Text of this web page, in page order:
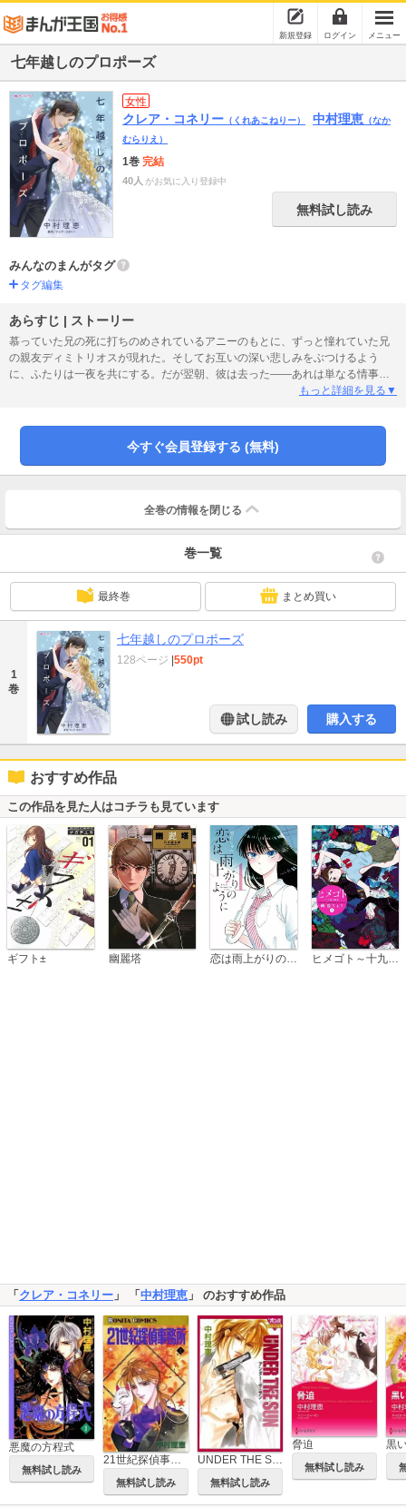
新規登録 ログイン メニュー
七年越しのプロポーズ
女性
クレア・コネリー （くれあこねりー） 中村理恵 （なか
むらりえ）
1巻 完結
40人 がお気に入り登録中
無料試し読み
みんなのまんがタグ
タグ編集
あらすじ | ストーリー
慕っていた兄の死に打ちのめされているアニーのもとに、ずっと憧れていた兄
の親友ディミトリオスが現れた。そしてお互いの深い悲しみをぶつけるよう
に、ふたりは一夜を共にする。だが翌朝、彼は去った――あれは単なる情事だ
と念を押して。7年後、アニーは息子のために働きづめの日々を送っていた。そ
わせろ！」なぜわかったの？ いぶかるアニーに彼は親権を要求するのではな
もっと詳細を見る▼
今すぐ会員登録する (無料)
全巻の情報を 閉じる
巻一覧
最終巻 まとめ買い
1
巻
七年越しのプロポーズ
128ページ 550pt
試し読み 購入する
おすすめ作品
この作品を見た人はコチラも見ています
ギフト± 幽麗塔 恋は雨上がりのように ヒメゴト～十九歳の制服～
「 クレア・コネリー 」 「 中村理恵 」 のおすすめ作品
悪魔の方程式
無料試し読み
無料試し読み 無料試し読み
脅迫
無料試し読み
黒